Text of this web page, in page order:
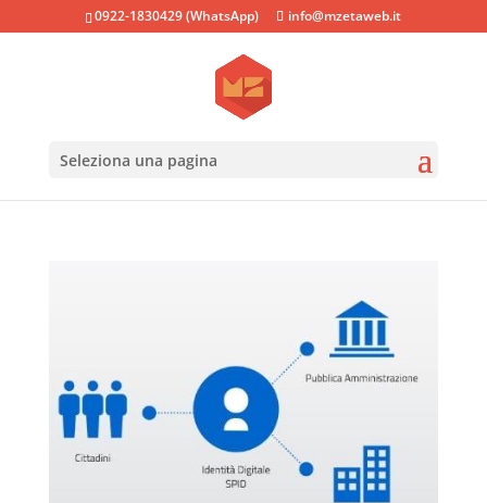
0922-1830429 (WhatsApp) info@mzetaweb.it
Seleziona una pagina